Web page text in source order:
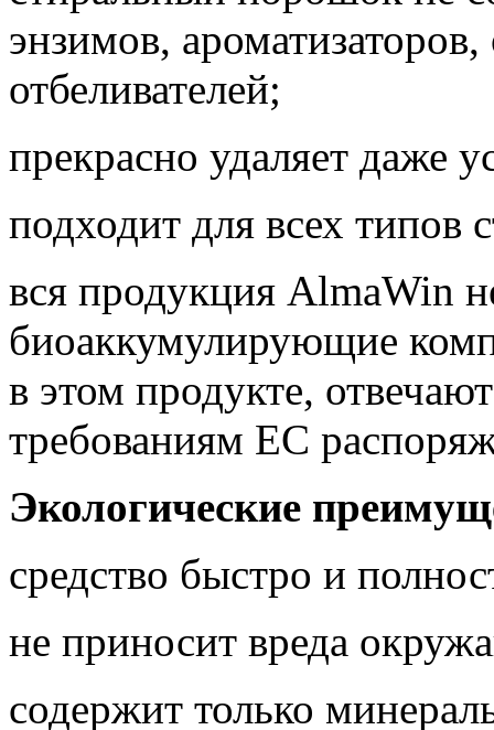
энзимов,
отбеливателей;
прекрасно удаляет даже
подходит для всех
вся продукция AlmaWin
биоаккумулирующие
в этом продукте,
требованиям ЕС
Экологические
средство быстро и
не приносит вреда
содержит только